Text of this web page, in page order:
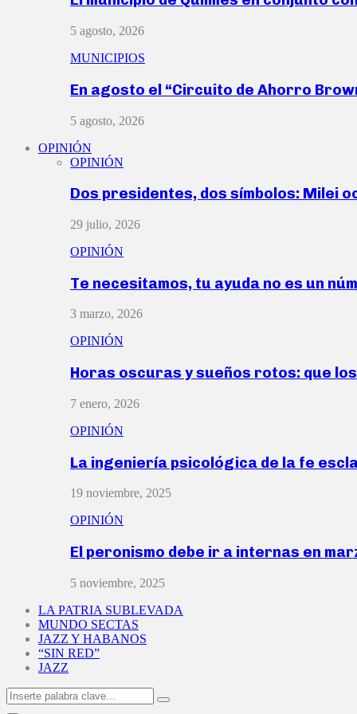
5 agosto, 2026
MUNICIPIOS
En agosto el “Circuito de Ahorro
5 agosto, 2026
OPINIÓN
OPINIÓN
Dos presidentes, dos símbolos: Milei
29 julio, 2026
OPINIÓN
Te necesitamos, tu ayuda no es un
3 marzo, 2026
OPINIÓN
Horas oscuras y sueños rotos: que
7 enero, 2026
OPINIÓN
La ingeniería psicológica de la fe
19 noviembre, 2025
OPINIÓN
El peronismo debe ir a internas en
5 noviembre, 2025
LA PATRIA SUBLEVADA
MUNDO SECTAS
JAZZ Y HABANOS
“SIN RED”
JAZZ
Search
for:
Search